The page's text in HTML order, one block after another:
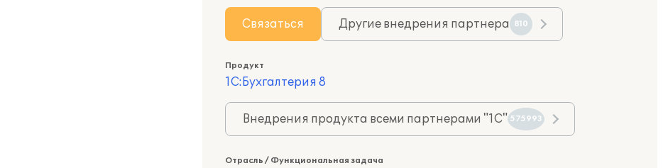
Связаться Другие внедрения партнера 810
Продукт
1С:Бухгалтерия 8
Внедрения продукта всеми партнерами "1С" 575993
Отрасль / Функциональная задача